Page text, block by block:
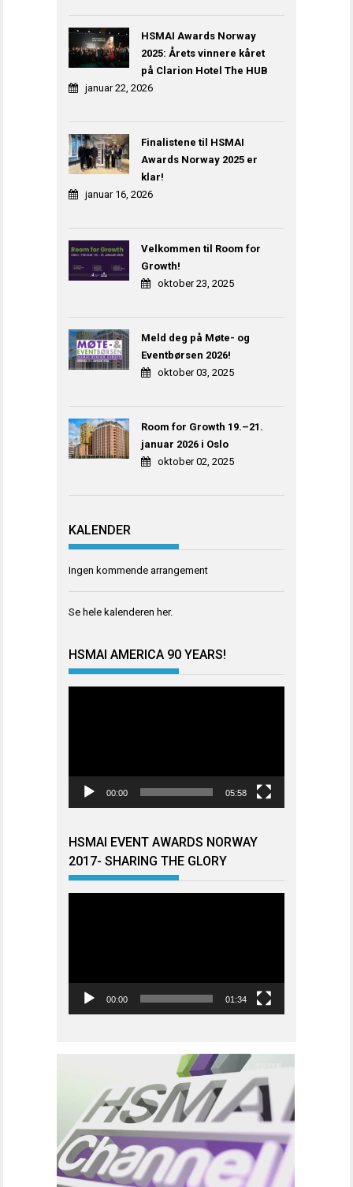
HSMAI Awards Norway
2025: Årets vinnere kåret
på Clarion Hotel The HUB
januar 22, 2026
Finalistene til HSMAI
Awards Norway 2025 er
klar!
januar 16, 2026
Velkommen til Room for
Growth!
oktober 23, 2025
Meld deg på Møte- og
Eventbørsen 2026!
oktober 03, 2025
Room for Growth 19.–21.
januar 2026 i Oslo
oktober 02, 2025
KALENDER
Ingen kommende arrangement
Se hele kalenderen her.
HSMAI AMERICA 90 YEARS!
00:00 05:58
HSMAI EVENT AWARDS NORWAY
2017- SHARING THE GLORY
00:00 01:34